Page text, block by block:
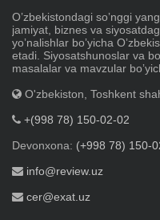
Oʼzbekistondagi soʼnggi
jamiyat, biznes va
yoʼnalishlar boʼyicha
etadi. Siyosatshunoslar va
masalalar va mavzular
O'zbekiston, Toshkent
+(998 78) 150-02-02
Devonxona: (+998 78) 150-
info@review.uz
cer@exat.uz